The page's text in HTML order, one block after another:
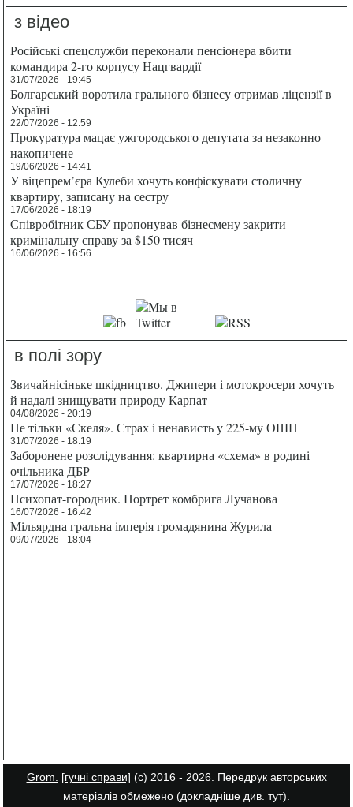
з відео
Російські спецслужби переконали пенсіонера вбити
командира 2-го корпусу Нацгвардії
31/07/2026 - 19:45
Болгарський воротила грального бізнесу отримав ліцензії в
Україні
22/07/2026 - 12:59
Прокуратура мацає ужгородського депутата за незаконно
накопичене
19/06/2026 - 14:41
У віцепрем’єра Кулеби хочуть конфіскувати столичну
квартиру, записану на сестру
17/06/2026 - 18:19
Співробітник СБУ пропонував бізнесмену закрити
кримінальну справу за $150 тисяч
16/06/2026 - 16:56
в полі зору
Звичайнісіньке шкідництво. Джипери і мотокросери хочуть
й надалі знищувати природу Карпат
04/08/2026 - 20:19
Не тільки «Скеля». Страх і ненависть у 225-му ОШП
31/07/2026 - 18:19
Заборонене розслідування: квартирна «схема» в родині
очільника ДБР
17/07/2026 - 18:27
Психопат-городник. Портрет комбрига Лучанова
16/07/2026 - 16:42
Мільярдна гральна імперія громадянина Журила
09/07/2026 - 18:04
Grom. [гучні справи] (с) 2016 - 2026. Передрук авторських
матеріалів обмежено (докладніше див. тут).